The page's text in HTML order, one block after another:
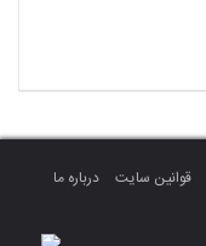
قوانین سایت
درباره ما